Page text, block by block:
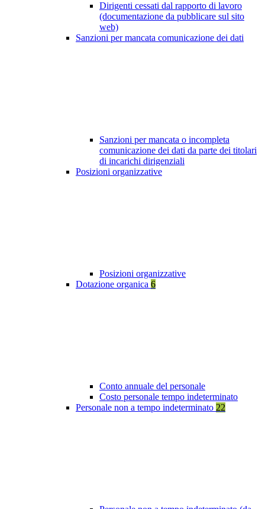
Dirigenti cessati dal rapporto di lavoro
(documentazione da pubblicare sul sito
web)
Sanzioni per mancata comunicazione dei dati
Sanzioni per mancata o incompleta
comunicazione dei dati da parte dei titolari
di incarichi dirigenziali
Posizioni organizzative
Posizioni organizzative
Dotazione organica 6
Conto annuale del personale
Costo personale tempo indeterminato
Personale non a tempo indeterminato 22